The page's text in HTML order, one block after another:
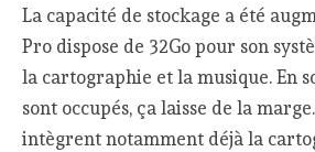
La capacité de stockage a été
Pro dispose de 32Go pour son
la cartographie et la musique. En
sont occupés, ça laisse de la
intègrent notamment déjà la